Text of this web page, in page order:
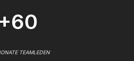
+60
TEAMLEDEN